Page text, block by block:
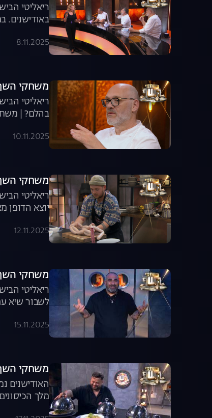
באודישנים.
8.11.2025
משחקי השף, עונה 8, פרק 2:
ריאליטי
בהלם? |
10.11.2025
משחקי השף, עונה 8, פרק 3:
ריאליטי
יוצא הדופן
12.11.2025
משחקי השף, עונה 8, פרק 4:
ריאליטי
לשבור שיא
15.11.2025
משחקי השף, עונה 8, פרק
האודישנים
מלך